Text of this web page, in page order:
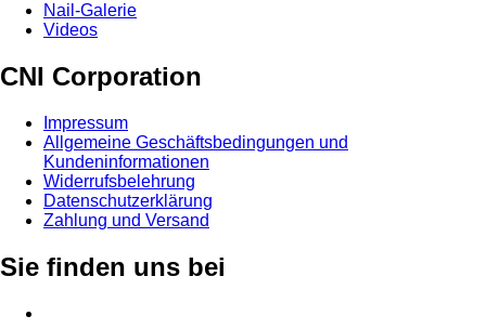
Nail-Galerie
Videos
CNI Corporation
Impressum
Allgemeine Geschäftsbedingungen und
Kundeninformationen
Widerrufsbelehrung
Datenschutzerklärung
Zahlung und Versand
Sie finden uns bei